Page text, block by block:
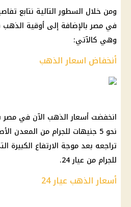
ومن خلال السطور التالية نتابع
في مصر بالإضافة إلى أوقية
وهي كالآتي:
أنخفاض اسعار الذهب
انخفضت أسعار الذهب الآن في
نحو 5 جنيهات للجرام من
للجرام من عيار 24.
أسعار الذهب عيار 24